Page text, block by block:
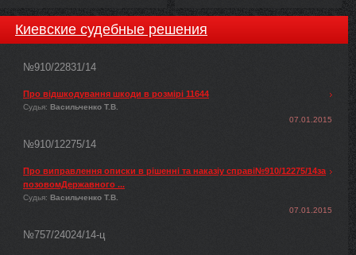
Киевские судебные решения
№910/22831/14
Про відшкодування шкоди в розмірі 11644
Судья: Васильченко Т.В.
07.01.2015
№910/12275/14
Про виправлення описки в рішенні та наказіу справі№910/12275/14за
позовомДержавного ...
Судья: Васильченко Т.В.
07.01.2015
№757/24024/14-ц